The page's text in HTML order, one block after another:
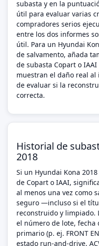
subasta y en la
útil para evaluar varias
compradores serios
entre los dos informes
útil. Para un Hyundai
de salvamento, añada
de subasta Copart o
muestran el daño real
de evaluar si la
correcta.
Historial de
2018
Si un Hyundai Kona
de Copart o IAAI,
al menos una vez como
seguro —incluso si el
reconstruido y limpiado.
el número de lote, fecha
primario (p. ej. FRONT
estado run-and-drive,